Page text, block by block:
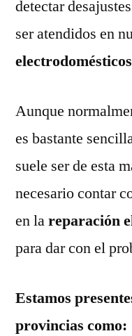
detectar
ser atendidos en
Aunque
es bastante
suele ser de esta
necesario contar
en lareparación
para dar con el
Estamos
provincias como: